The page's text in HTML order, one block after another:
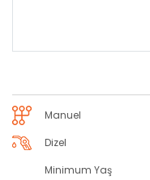
Manuel
Dizel
Minimum Yaş